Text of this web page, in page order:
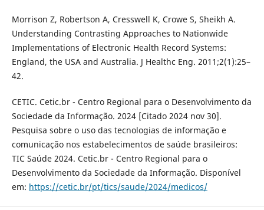
Morrison Z, Robertson A, Cresswell K, Crowe S, Sheikh A.
Understanding Contrasting Approaches to Nationwide
Implementations of Electronic Health Record Systems:
England, the USA and Australia. J Healthc Eng. 2011;2(1):25–
42.
CETIC. Cetic.br - Centro Regional para o Desenvolvimento da
Sociedade da Informação. 2024 [Citado 2024 nov 30].
Pesquisa sobre o uso das tecnologias de informação e
comunicação nos estabelecimentos de saúde brasileiros:
TIC Saúde 2024. Cetic.br - Centro Regional para o
Desenvolvimento da Sociedade da Informação. Disponível
em: https://cetic.br/pt/tics/saude/2024/medicos/